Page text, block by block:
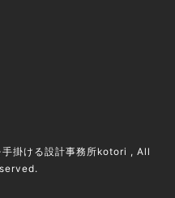
掛ける設計事務所kotori , All